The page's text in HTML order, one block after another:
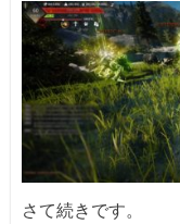
さて続きです。